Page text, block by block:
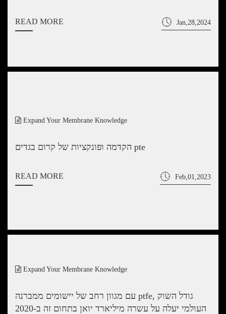
READ MORE Jan,28,2024
Expand Your Membrane Knowledge
הקדמה ופונקציות של קרום בגדים pte
READ MORE Feb,01,2023
Expand Your Membrane Knowledge
עם מגוון רחב של יישומים ממברנה ptfe, גודל השוק
העולמי יעלה על עשרה מיליארד יואן בתחום זה ב-2020